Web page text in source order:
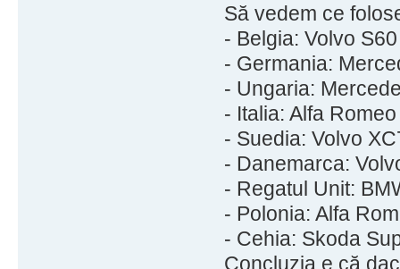
Să vedem ce
- Belgia: Volvo
- Germania:
- Ungaria:
- Italia: Alfa Romeo
- Suedia: Volvo
- Danemarca:
- Regatul Unit:
- Polonia: Alfa
- Cehia: Skoda
Concluzia e că